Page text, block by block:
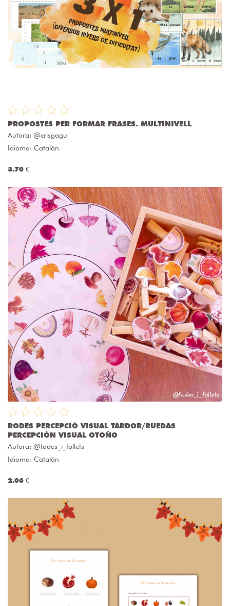
PROPOSTES PER FORMAR FRASES. MULTINIVELL
Autora: @crisgagu
Idioma: Catalán
3.70 €
RODES PERCEPCIÓ VISUAL TARDOR/RUEDAS
PERCEPCIÓN VISUAL OTOÑO
Autora: @fades_i_follets
Idioma: Catalán
2.06 €